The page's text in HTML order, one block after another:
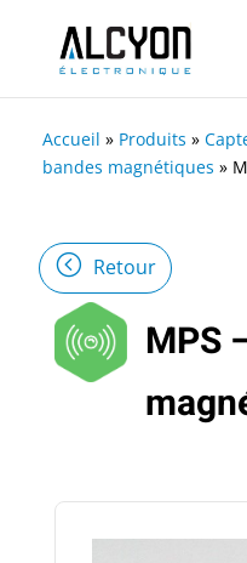
Accueil » Produits »
bandes magnétiques »
Retour
MPS